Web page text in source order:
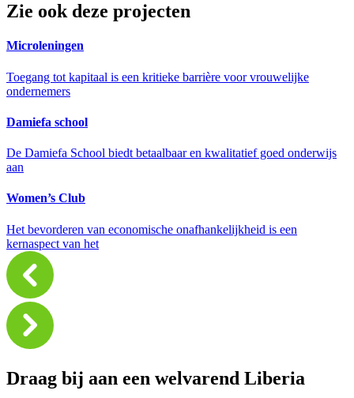
Zie ook deze projecten
Microleningen
Toegang tot kapitaal is een kritieke barrière voor vrouwelijke
ondernemers
Damiefa school
De Damiefa School biedt betaalbaar en kwalitatief goed onderwijs
aan
Women’s Club
Het bevorderen van economische onafhankelijkheid is een
kernaspect van het
Draag bij aan een welvarend Liberia